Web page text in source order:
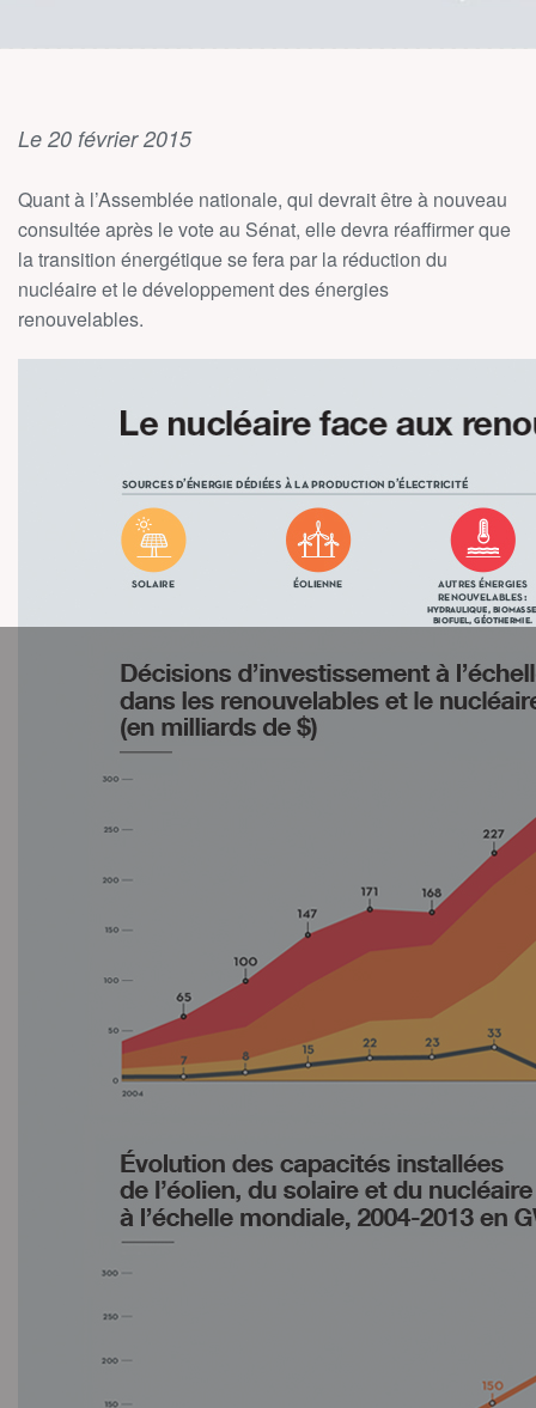
Le 20 février 2015
Quant à l’Assemblée nationale, qui devrait être à nouveau
consultée après le vote au Sénat, elle devra réaffirmer que
la transition énergétique se fera par la réduction du
nucléaire et le développement des énergies
renouvelables.